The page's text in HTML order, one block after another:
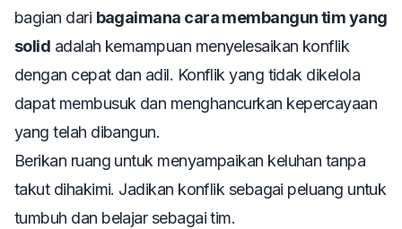
bagian dari bagaimana cara membangun tim yang
solid adalah kemampuan menyelesaikan konflik
dengan cepat dan adil. Konflik yang tidak dikelola
dapat membusuk dan menghancurkan kepercayaan
yang telah dibangun.
Berikan ruang untuk menyampaikan keluhan tanpa
takut dihakimi. Jadikan konflik sebagai peluang untuk
tumbuh dan belajar sebagai tim.